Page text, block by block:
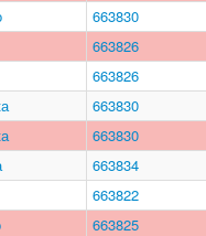
663830
663826
663826
663830
663830
663834
663822
663825